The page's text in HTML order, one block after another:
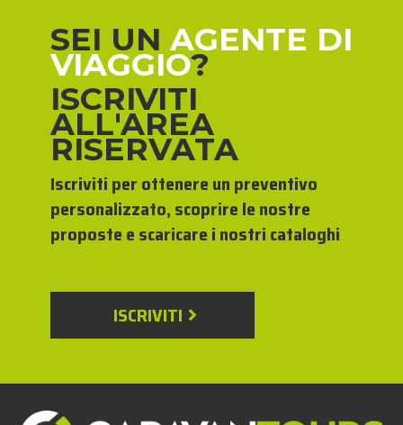
SEI UN AGENTE DI
VIAGGIO?
ISCRIVITI
ALL'AREA
RISERVATA
Iscriviti per ottenere un preventivo
personalizzato, scoprire le nostre
proposte e scaricare i nostri cataloghi
ISCRIVITI